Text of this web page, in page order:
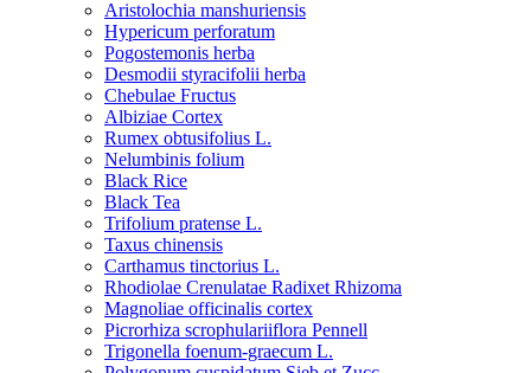
Aristolochia manshuriensis
Hypericum perforatum
Pogostemonis herba
Desmodii styracifolii herba
Chebulae Fructus
Albiziae Cortex
Rumex obtusifolius L.
Nelumbinis folium
Black Rice
Black Tea
Trifolium pratense L.
Taxus chinensis
Carthamus tinctorius L.
Rhodiolae Crenulatae Radixet Rhizoma
Magnoliae officinalis cortex
Picrorhiza scrophulariiflora Pennell
Trigonella foenum-graecum L.